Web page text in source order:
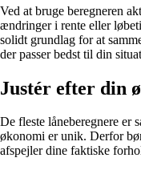
Ved at bruge beregneren
ændringer i rente eller
solidt grundlag for at
der passer bedst til din
Justér efter din
De fleste låneberegnere er
økonomi er unik. Derfor
afspejler dine faktiske